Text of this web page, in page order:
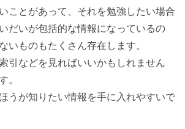
ことがあって、それを勉強したい場合
だいが包括的な情報になっているの
いものもたくさん存在します。
引などを見ればいいかもしれません
。
うが知りたい情報を手に入れやすいで